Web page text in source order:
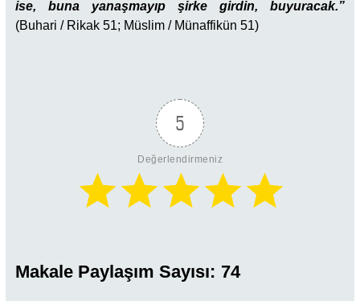
ise, buna yanaşmayıp şirke girdin, buyuracak.”
(Buhari / Rikak 51; Müslim / Münaffikün 51)
5
Değerlendirmeniz
Makale Paylaşım Sayısı: 74